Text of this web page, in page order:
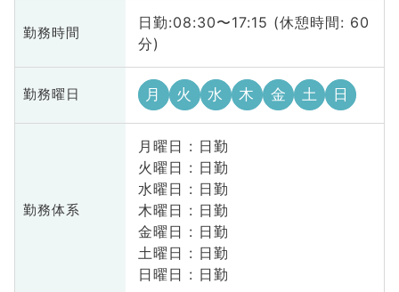
勤務時間
日勤:08:30〜17:15 (休憩時間: 60
分)
勤務曜日 月 火 水 木 金 土 日
勤務体系
月曜日 : 日勤
火曜日 : 日勤
水曜日 : 日勤
木曜日 : 日勤
金曜日 : 日勤
土曜日 : 日勤
日曜日 : 日勤